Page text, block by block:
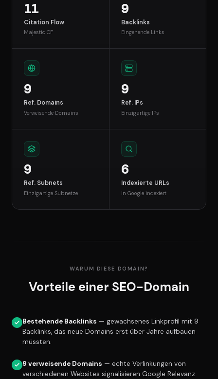
11
Citation Flow
Majestic CF
9
Backlinks
Eingehende Links
9
Ref. Domains
Verweisende Domains
9
Ref. IPs
Einzigartige IPs
9
Ref. Subnets
Einzigartige Subnetze
6
Indexierte URLs
In Google indexiert
WARUM DIESE DOMAIN?
Vorteile einer SEO-Domain
Bestehende Backlinks — gewachsenes Linkprofil mit 9
Backlinks, das neue Domains erst über Jahre aufbauen
müssten.
9 verweisende Domains — echte Verlinkungen von
verschiedenen Websites signalisieren Google Relevanz